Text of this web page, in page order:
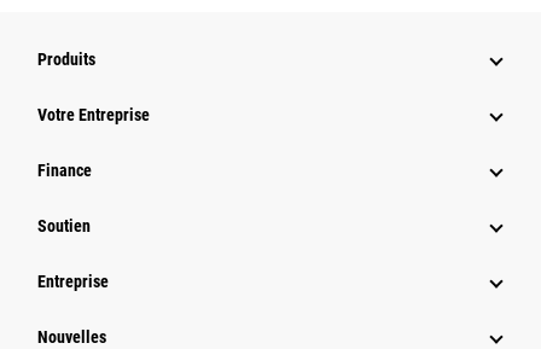
Produits
Votre Entreprise
Finance
Soutien
Entreprise
Nouvelles